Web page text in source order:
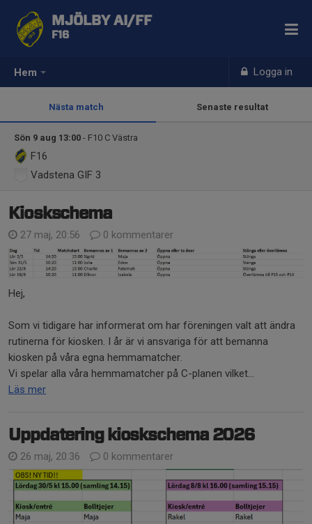
Hem Logga in
MJÖLBY AI/FF
F16
Nästa match Senaste resultat
Sön 9 aug 13:00 - F10 C Västra
F16
Vadstena GIF 3
Kioskschema
27 maj, 20:56 0 kommentarer
Hej,
Som vi tidigare har informerat om har föreningen valt att ändra
rutinerna för kiosken. I år är vi ansvariga för att bemanna
kiosken på våra egna hemmamatcher.
Vi spelar alla våra hemmamatcher på C-planen vilket...
Läs mer
Uppdatering kioskschema 2026
26 maj, 20:36 0 kommentarer